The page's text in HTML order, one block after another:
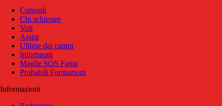
Consigli
Chi schierare
Voti
Assist
Ultime dai campi
Infortunati
Maglie SOS Fanta
Probabili Formazioni
Informazioni